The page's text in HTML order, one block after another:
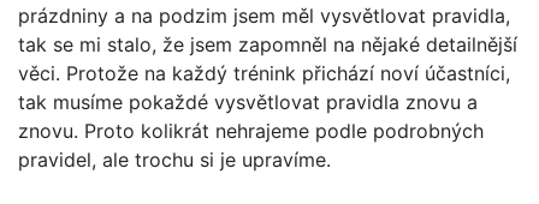
prázdniny a na podzim jsem měl vysvětlovat pravidla,
tak se mi stalo, že jsem zapomněl na nějaké detailnější
věci. Protože na každý trénink přichází noví účastníci,
tak musíme pokaždé vysvětlovat pravidla znovu a
znovu. Proto kolikrát nehrajeme podle podrobných
pravidel, ale trochu si je upravíme.